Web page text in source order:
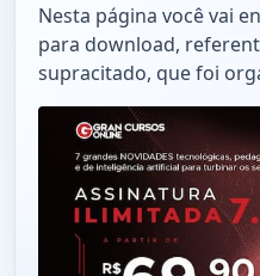
Nesta página você vai
para download,
supracitado, que foi